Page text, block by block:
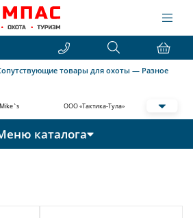
товары для охоты — Разное
ООО «Тактика-Тула»
каталога